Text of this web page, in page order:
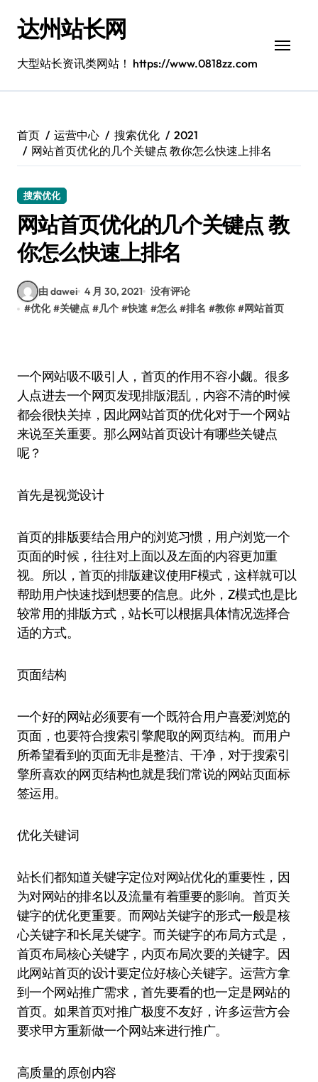
达州站长网
大型站长资讯类网站！ https://www.0818zz.com
首页 运营中心 搜索优化
2021
网站首页优化的几个关键点 教你怎么快速上排名
搜索优化
网站首页优化的几个关键点 教
你怎么快速上排名
由 dawei 4 月 30, 2021 没有评论
#优化 #关键点 #几个 #快速 #怎么 #排名 #教你 #网站首页
一个网站吸不吸引人，首页的作用不容小觑。很多
人点进去一个网页发现排版混乱，内容不清的时候
都会很快关掉，因此网站首页的优化对于一个网站
来说至关重要。那么网站首页设计有哪些关键点
呢？
首先是视觉设计
首页的排版要结合用户的浏览习惯，用户浏览一个
页面的时候，往往对上面以及左面的内容更加重
视。所以，首页的排版建议使用F模式，这样就可以
帮助用户快速找到想要的信息。此外，Z模式也是比
较常用的排版方式，站长可以根据具体情况选择合
适的方式。
页面结构
一个好的网站必须要有一个既符合用户喜爱浏览的
页面，也要符合搜索引擎爬取的网页结构。而用户
所希望看到的页面无非是整洁、干净，对于搜索引
擎所喜欢的网页结构也就是我们常说的网站页面标
签运用。
优化关键词
站长们都知道关键字定位对网站优化的重要性，因
为对网站的排名以及流量有着重要的影响。首页关
键字的优化更重要。而网站关键字的形式一般是核
心关键字和长尾关键字。而关键字的布局方式是，
首页布局核心关键字，内页布局次要的关键字。因
此网站首页的设计要定位好核心关键字。运营方拿
到一个网站推广需求，首先要看的也一定是网站的
首页。如果首页对推广极度不友好，许多运营方会
要求甲方重新做一个网站来进行推广。
高质量的原创内容